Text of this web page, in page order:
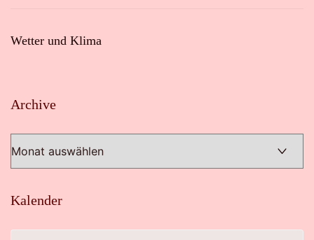
Wetter und Klima
Archive
Kalender